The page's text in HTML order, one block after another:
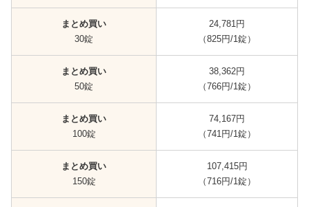
まとめ買い
30錠
24,781円
（825円/1錠）
まとめ買い
50錠
38,362円
（766円/1錠）
まとめ買い
100錠
74,167円
（741円/1錠）
まとめ買い
150錠
107,415円
（716円/1錠）